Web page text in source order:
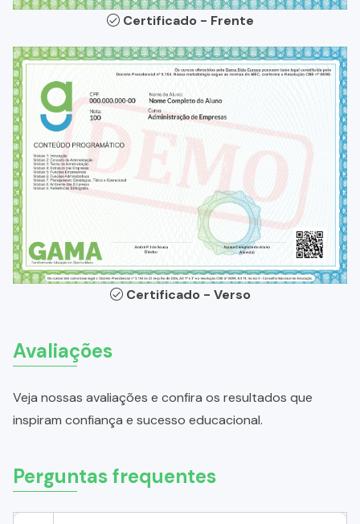
Certificado - Frente
Certificado - Verso
Avaliações
Veja nossas avaliações e confira os resultados que
inspiram confiança e sucesso educacional.
Perguntas frequentes